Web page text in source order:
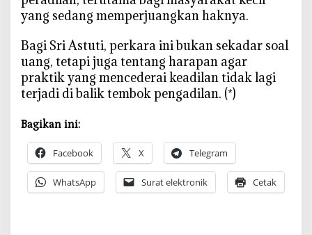
yang sedang memperjuangkan haknya.
‎Bagi Sri Astuti, perkara ini bukan sekadar soal
uang, tetapi juga tentang harapan agar
praktik yang mencederai keadilan tidak lagi
terjadi di balik tembok pengadilan. (*)
Bagikan ini:
Facebook X Telegram
WhatsApp Surat elektronik Cetak